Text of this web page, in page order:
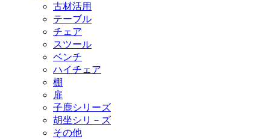
古材活用
テーブル
チェア
スツール
ベンチ
ハイチェア
棚
扉
子鹿シリーズ
胡坐シリ－ズ
その他